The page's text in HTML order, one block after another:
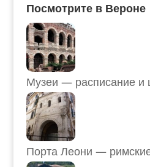
Посмотрите в Вероне
Порта Леони —